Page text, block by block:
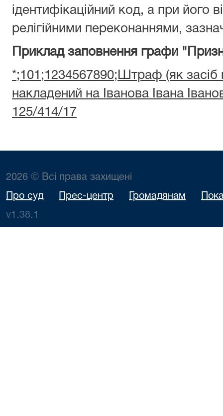
ідентифікаційний код, а при його
релігійними переконаннями,
Приклад заповнення графи
*;101;1234567890;Штраф (як засіб
накладений на Іванова Івана
125/414/17
2026 © Всі права захищені
Про суд Прес-центр Громадянам
v1.38.1